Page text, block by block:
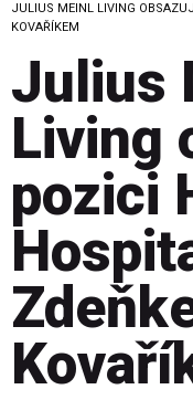
CURRENT:
JULIUS MEINL LIVING
KOVAŘÍKEM
Julius
Living
pozici